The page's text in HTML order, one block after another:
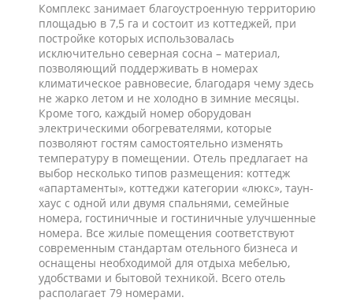
Комплекс занимает благоустроенную территорию
площадью в 7,5 га и состоит из коттеджей, при
постройке которых использовалась
исключительно северная сосна – материал,
позволяющий поддерживать в номерах
климатическое равновесие, благодаря чему здесь
не жарко летом и не холодно в зимние месяцы.
Кроме того, каждый номер оборудован
электрическими обогревателями, которые
позволяют гостям самостоятельно изменять
температуру в помещении. Отель предлагает на
выбор несколько типов размещения: коттедж
«апартаменты», коттеджи категории «люкс», таун-
хаус с одной или двумя спальнями, семейные
номера, гостиничные и гостиничные улучшенные
номера. Все жилые помещения соответствуют
современным стандартам отельного бизнеса и
оснащены необходимой для отдыха мебелью,
удобствами и бытовой техникой. Всего отель
располагает 79 номерами.